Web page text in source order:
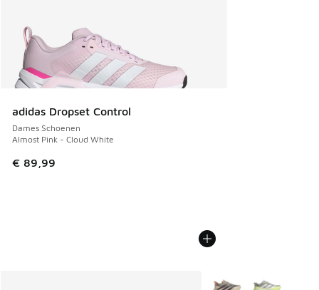
adidas Dropset Control
Dames Schoenen
Almost Pink - Cloud White
€ 89,99
Meer kleuren